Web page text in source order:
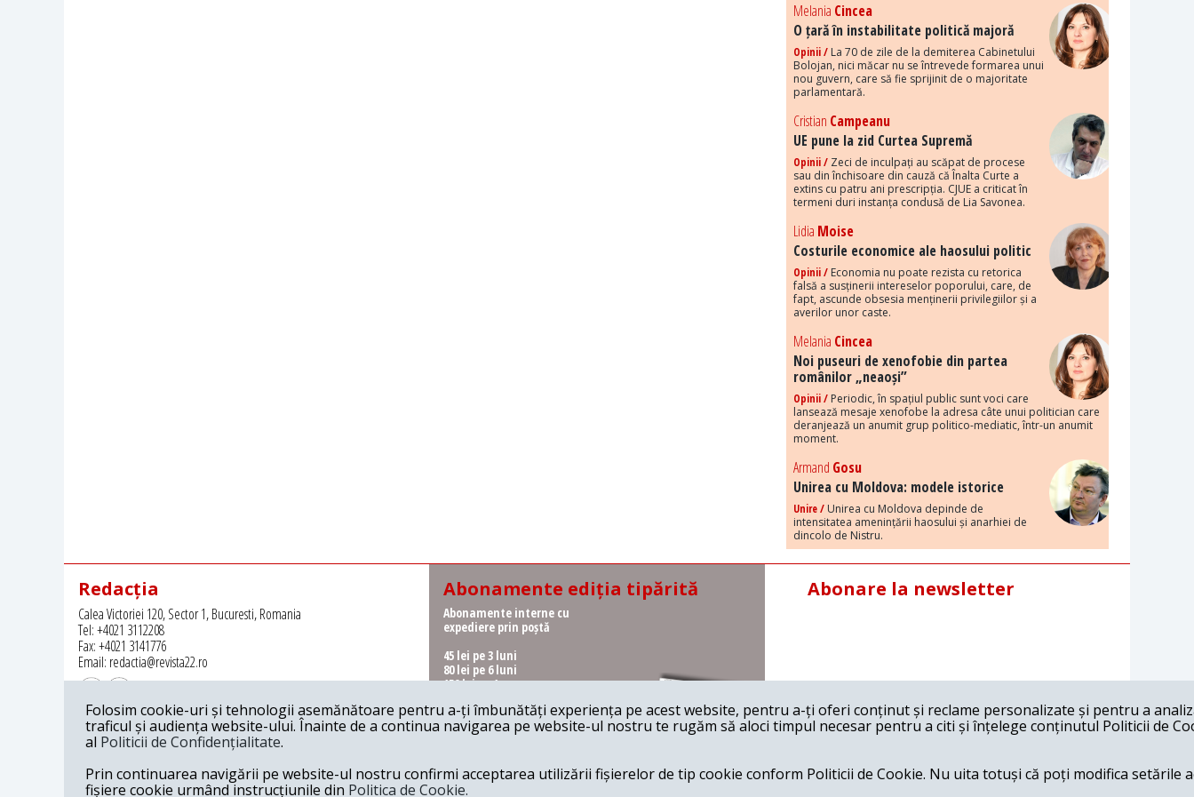
Melania Cincea
O țară în instabilitate politică majoră
Opinii / La 70 de zile de la demiterea Cabinetului
Bolojan, nici măcar nu se întrevede formarea unui
nou guvern, care să fie sprijinit de o majoritate
parlamentară.
Cristian Campeanu
UE pune la zid Curtea Supremă
Opinii / Zeci de inculpați au scăpat de procese
sau din închisoare din cauză că Înalta Curte a
extins cu patru ani prescripția. CJUE a criticat în
termeni duri instanța condusă de Lia Savonea.
Lidia Moise
Costurile economice ale haosului politic
Opinii / Economia nu poate rezista cu retorica
falsă a susținerii intereselor poporului, care, de
fapt, ascunde obsesia menținerii privilegiilor și a
averilor unor caste.
Melania Cincea
Noi puseuri de xenofobie din partea
românilor „neaoși”
Opinii / Periodic, în spațiul public sunt voci care
lansează mesaje xenofobe la adresa câte unui politician care
deranjează un anumit grup politico-mediatic, într-un anumit
moment.
Armand Gosu
Unirea cu Moldova: modele istorice
Unire / Unirea cu Moldova depinde de
intensitatea amenințării haosului și anarhiei de
dincolo de Nistru.
Redacția
Calea Victoriei 120, Sector 1, Bucuresti, Romania
Tel: +4021 3112208
Fax: +4021 3141776
Email: redactia@revista22.ro
Revista 22 este editata de
Abonamente ediția tipărită
Abonamente interne cu
expediere prin poștă
45 lei pe 3 luni
80 lei pe 6 luni
150 lei pe 1 an
Abonamente interne cu
ridicare de la redacție
62 lei pe 6 luni
115 lei pe 1 an
Abonare la newsletter
Folosim cookie-uri și tehnologii asemănătoare pentru a-ți îmbunătăți experiența pe acest website, pentru a-ți oferi conținut și reclame personalizate și pentru a
traficul și audiența website-ului. Înainte de a continua navigarea pe website-ul nostru te rugăm să aloci timpul necesar pentru a citi și înțelege conținutul Politicii de
al Politicii de Confidențialitate.
Prin continuarea navigării pe website-ul nostru confirmi acceptarea utilizării fișierelor de tip cookie conform Politicii de Cookie. Nu uita totuși că poți modifica setările
fișiere cookie urmând instrucțiunile din Politica de Cookie.